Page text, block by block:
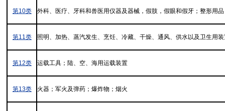
第10类 外科、医疗、牙科和兽医用仪器及器械，假肢，假眼和假牙；整形用
第11类 照明、加热、蒸汽发生、烹饪、冷藏、干燥、通风、供水以及卫生用
第12类 运载工具；陆、空、海用运载装置
第13类 火器；军火及弹药；爆炸物；烟火